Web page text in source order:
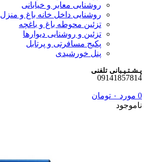
روشنایی معابر و خیابانی
روشنایی داخل خانه باغ و منزل
تزئین محوطه باغ و باغچه
تزئین و روشنایی دیوارها
پکیج مسافرتی و پرتابل
پنل خورشیدی
پـشـتـیـبانی تلفنی
09141857814
0 مورد ۰ تومان
ناموجود